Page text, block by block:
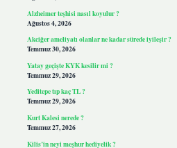
Alzheimer teşhisi nasıl koyulur ?
Ağustos 4, 2026
Akciğer ameliyatı olanlar ne kadar sürede iyileşir ?
Temmuz 30, 2026
Yatay geçişte KYK kesilir mi ?
Temmuz 29, 2026
Yeditepe tıp kaç TL ?
Temmuz 29, 2026
Kurt Kalesi nerede ?
Temmuz 27, 2026
Kilis’in neyi meşhur hediyelik ?